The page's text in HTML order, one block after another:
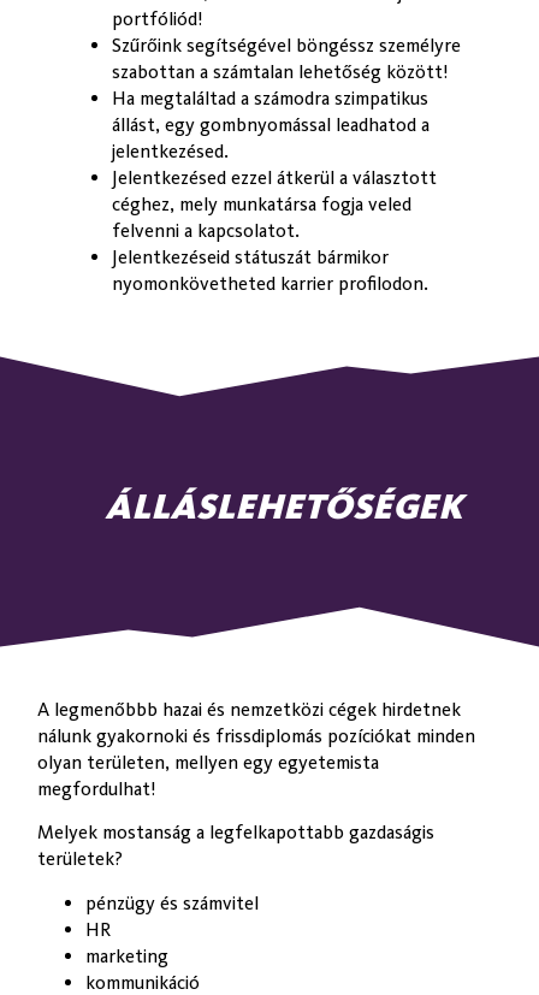
Olasz
portfóliód!
Szűrőink segítségével böngéssz személyre
szabottan a számtalan lehetőség között!
Ha megtaláltad a számodra szimpatikus
állást, egy gombnyomással leadhatod a
jelentkezésed.
Jelentkezésed ezzel átkerül a választott
céghez, mely munkatársa fogja veled
felvenni a kapcsolatot.
Jelentkezéseid státuszát bármikor
nyomonkövetheted karrier profilodon.
ÁLLÁSLEHETŐSÉGEK
A legmenőbbb hazai és nemzetközi cégek hirdetnek
nálunk gyakornoki és frissdiplomás pozíciókat minden
olyan területen, mellyen egy egyetemista
megfordulhat!
Melyek mostanság a legfelkapottabb gazdaságis
területek?
pénzügy és számvitel
HR
marketing
kommunikáció